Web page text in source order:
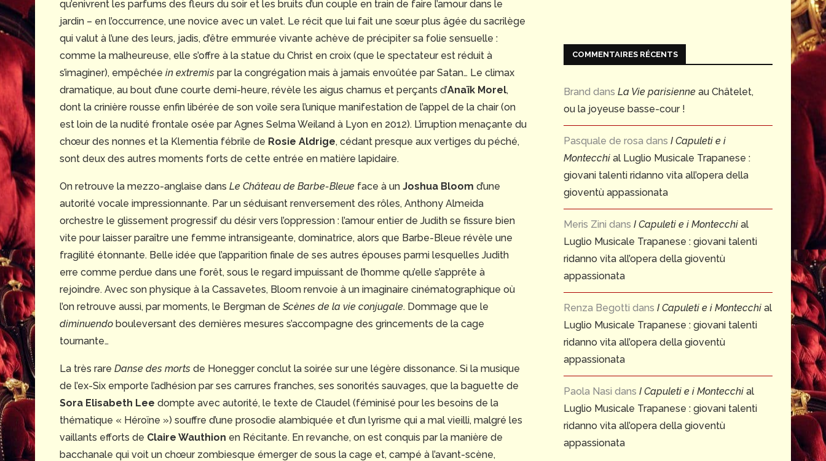
qu’enivrent les parfums des fleurs du soir et les bruits d’un couple en train de faire l’amour dans le
jardin – en l’occurrence, une novice avec un valet. Le récit que lui fait une sœur plus âgée du sacrilège
qui valut à l’une des leurs, jadis, d’être emmurée vivante achève de précipiter sa folie sensuelle :
comme la malheureuse, elle s’offre à la statue du Christ en croix (que le spectateur est réduit à
s’imaginer), empêchée in extremis par la congrégation mais à jamais envoûtée par Satan… Le climax
dramatique, au bout d’une courte demi-heure, révèle les aigus charnus et perçants d’Anaïk Morel,
dont la crinière rousse enfin libérée de son voile sera l’unique manifestation de l’appel de la chair (on
est loin de la nudité frontale osée par Agnes Selma Weiland à Lyon en 2012). L’irruption menaçante du
chœur des nonnes et la Klementia fébrile de Rosie Aldrige, cédant presque aux vertiges du péché,
sont deux des autres moments forts de cette entrée en matière lapidaire.
On retrouve la mezzo-anglaise dans Le Château de Barbe-Bleue face à un Joshua Bloom d’une
autorité vocale impressionnante. Par un séduisant renversement des rôles, Anthony Almeida
orchestre le glissement progressif du désir vers l’oppression : l’amour entier de Judith se fissure bien
vite pour laisser paraître une femme intransigeante, dominatrice, alors que Barbe-Bleue révèle une
fragilité étonnante. Belle idée que l’apparition finale de ses autres épouses parmi lesquelles Judith
erre comme perdue dans une forêt, sous le regard impuissant de l’homme qu’elle s’apprête à
rejoindre. Avec son physique à la Cassavetes, Bloom renvoie à un imaginaire cinématographique où
l’on retrouve aussi, par moments, le Bergman de Scènes de la vie conjugale. Dommage que le
diminuendo bouleversant des dernières mesures s’accompagne des grincements de la cage
tournante…
La très rare Danse des morts de Honegger conclut la soirée sur une légère dissonance. Si la musique
de l’ex-Six emporte l’adhésion par ses carrures franches, ses sonorités sauvages, que la baguette de
Sora Elisabeth Lee dompte avec autorité, le texte de Claudel (féminisé pour les besoins de la
thématique « Héroïne ») souffre d’une prosodie alambiquée et d’un lyrisme qui a mal vieilli, malgré les
vaillants efforts de Claire Wauthion en Récitante. En revanche, on est conquis par la manière de
bacchanale qui voit un chœur zombiesque émerger de sous la cage et, campé à l’avant-scène,
COMMENTAIRES RÉCENTS
Brand dans La Vie parisienne au Châtelet,
ou la joyeuse basse-cour !
Pasquale de rosa dans I Capuleti e i
Montecchi al Luglio Musicale Trapanese :
giovani talenti ridanno vita all’opera della
gioventù appassionata
Meris Zini dans I Capuleti e i Montecchi al
Luglio Musicale Trapanese : giovani talenti
ridanno vita all’opera della gioventù
appassionata
Renza Begotti dans I Capuleti e i Montecchi al
Luglio Musicale Trapanese : giovani talenti
ridanno vita all’opera della gioventù
appassionata
Paola Nasi dans I Capuleti e i Montecchi al
Luglio Musicale Trapanese : giovani talenti
ridanno vita all’opera della gioventù
appassionata